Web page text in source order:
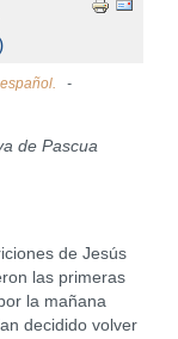
de Pascua
de Jesús
las primeras
la mañana
decidido volver